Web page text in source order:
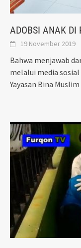
ADOBSI ANAK DI
19 November 2019
Bahwa menjawab
melalui media
Yayasan Bina